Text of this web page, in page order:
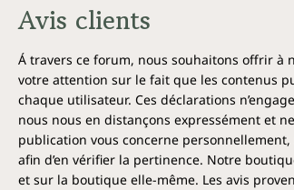
Avis clients
Á travers ce forum, nous souhaitons offrir à
votre attention sur le fait que les contenus
chaque utilisateur. Ces déclarations
nous nous en distançons expressément et
publication vous concerne
afin d’en vérifier la pertinence. Notre
et sur la boutique elle-même. Les avis